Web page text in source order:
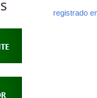
registrado